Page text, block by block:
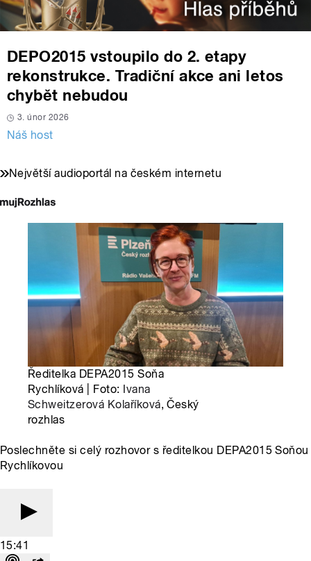
DEPO2015 vstoupilo do 2. etapy
rekonstrukce. Tradiční akce ani letos
chybět nebudou
3. únor 2026
Náš host
Největší audioportál na českém internetu
Ředitelka DEPA2015 Soňa
Rychlíková | Foto: Ivana
Schweitzerová Kolaříková, Český
rozhlas
Poslechněte si celý rozhovor s ředitelkou DEPA2015 Soňou
Rychlíkovou
15:41